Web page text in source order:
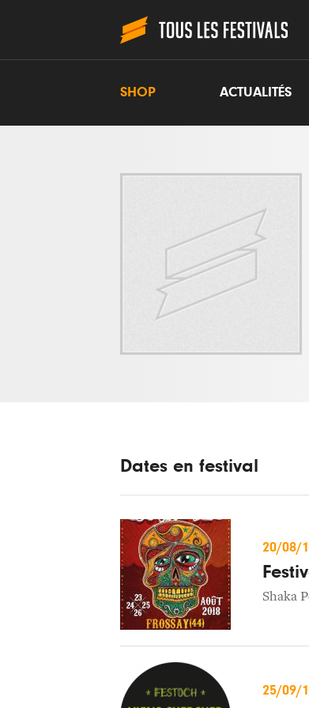
SHOP ACTUALITÉS
Dates en festival
20/08/
Shaka
25/09/